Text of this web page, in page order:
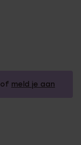
of meld je aan